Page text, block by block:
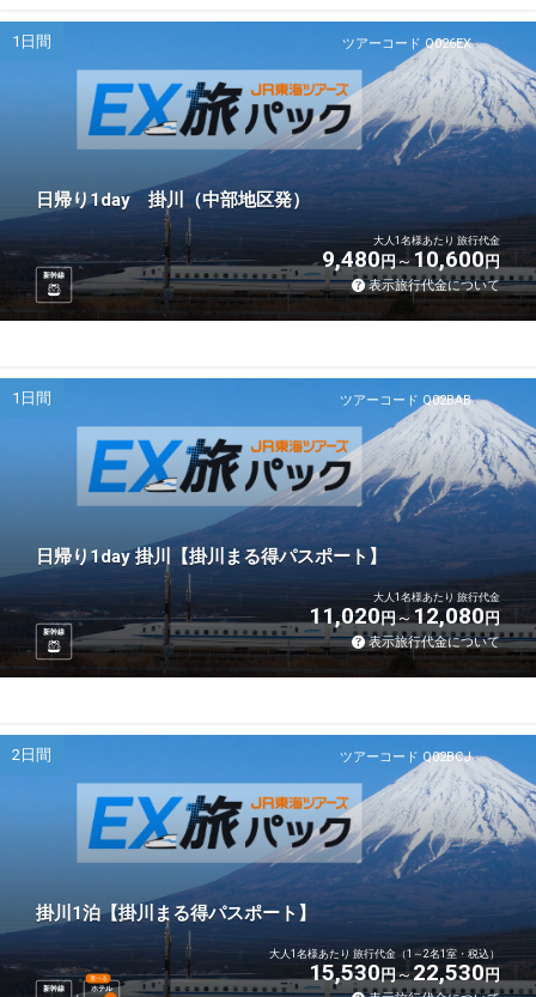
ツアーコード Q026EX
1日間
日帰り1day 掛川（中部地区発）
新幹線
大人1名様あたり 旅行代金
9,480円 10,600円
表示旅行代金について
ツアーコード Q02BAB
1日間
日帰り1day 掛川【掛川まる得パスポート】
新幹線
大人1名様あたり 旅行代金
11,020円 12,080円
表示旅行代金について
ツアーコード Q02BCJ
2日間
掛川1泊【掛川まる得パスポート】
新幹線 ホテル
選べる
大人1名様あたり 旅行代金（1～2名1室・税込）
15,530円 22,530円